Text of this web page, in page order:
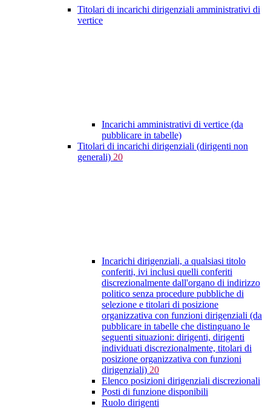
Titolari di incarichi dirigenziali amministrativi di
vertice
Incarichi amministrativi di vertice (da
pubblicare in tabelle)
Titolari di incarichi dirigenziali (dirigenti non
generali) 20
Incarichi dirigenziali, a qualsiasi titolo
conferiti, ivi inclusi quelli conferiti
discrezionalmente dall'organo di indirizzo
politico senza procedure pubbliche di
selezione e titolari di posizione
organizzativa con funzioni dirigenziali (da
pubblicare in tabelle che distinguano le
seguenti situazioni: dirigenti, dirigenti
individuati discrezionalmente, titolari di
posizione organizzativa con funzioni
dirigenziali) 20
Elenco posizioni dirigenziali discrezionali
Posti di funzione disponibili
Ruolo dirigenti